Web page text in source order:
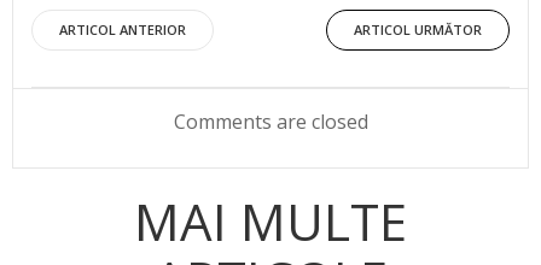
Post
navigation
ARTICOL ANTERIOR
Post
navigation
ARTICOL URMĂTOR
Comments are closed
MAI MULTE